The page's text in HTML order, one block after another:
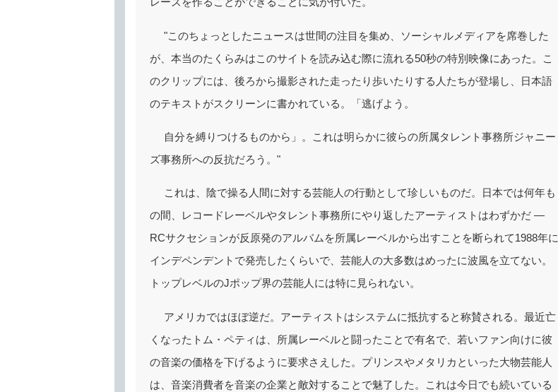
"このちょっとしたニュースは世間の注目を集め、ソーシャルメディアを席巻した
が、本当のたくらみはこのサイトを読み込む際に流れる50秒の特別映像にあった。こ
のクリップには、後ろから撮影された走ったり歩いたりする人たちが登場し、日本語
のテキストがスクリーンに書かれている。「逃げよう。
自分を縛りつけるものから」。これは明らかに彼らの所属タレント事務所ジャニー
ズ事務所への反抗だろう。"
これは、陰で操る人間に対する芸能人の行動として珍しいものだ。日本では何年も
の間、レコードレーベルやタレント事務所にやり返したアーティストはわずかだ ―
RCサクセションが反原発のアルバムを所属レーベルから出すことを断られて1988年に
インデペンデントで発売したくらいで、芸能人の大多数はめったに波風を立てない。
トップレベルのJポップ界の芸能人には特に見られない。
アメリカではほぼ逆だ。アーティストはシステムに抵抗すると称賛される。最近亡
くなったトム・ペティは、所属レーベルと闘ったことで有名で、若いファン向けに彼
の音楽の価格を下げるように要求さえした。プリンスやメタリカといった大物芸能人
は、音楽消費者を音楽の企業と敵対することで魅了した。これは今日でも続いている